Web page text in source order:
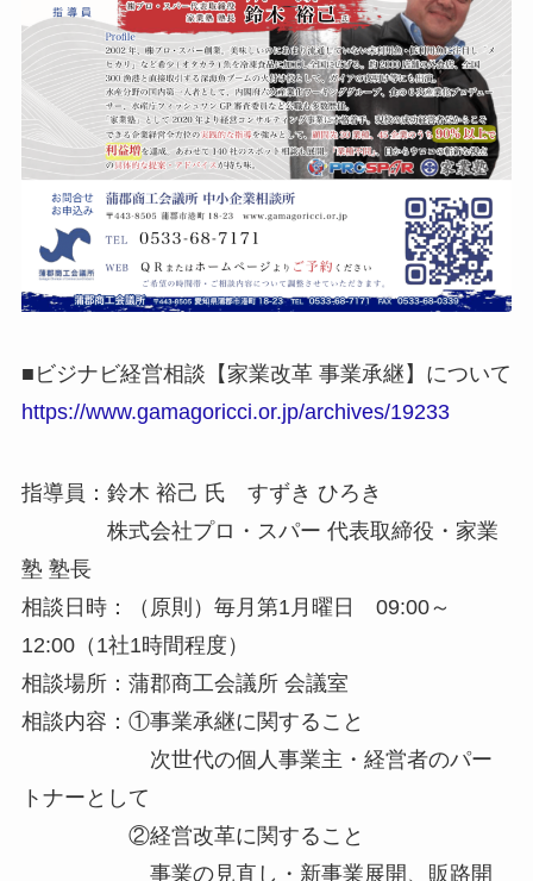
■ビジナビ経営相談【家業改革 事業承継】について
https://www.gamagoricci.or.jp/archives/19233
指導員：鈴木 裕己 氏 すずき ひろき
株式会社プロ・スパー 代表取締役・家業
塾 塾長
相談日時：（原則）毎月第1月曜日 09:00～
12:00（1社1時間程度）
相談場所：蒲郡商工会議所 会議室
相談内容：①事業承継に関すること
次世代の個人事業主・経営者のパー
トナーとして
②経営改革に関すること
事業の見直し・新事業展開、販路開